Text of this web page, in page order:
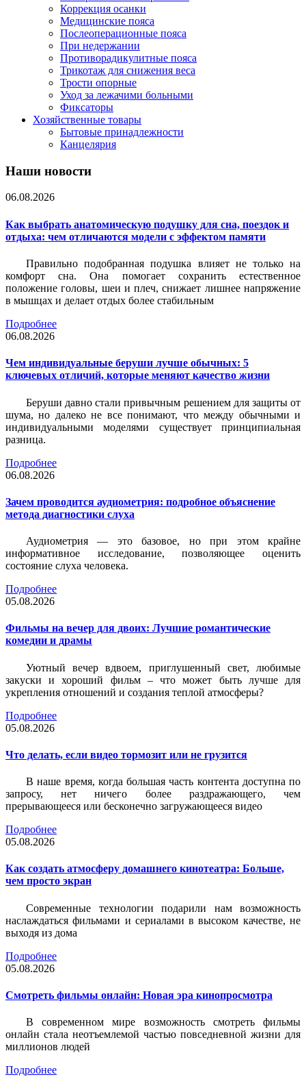
Коррекция осанки
Медицинские пояса
Послеоперационные пояса
При недержании
Противорадикулитные пояса
Трикотаж для снижения веса
Трости опорные
Уход за лежачими больными
Фиксаторы
Хозяйственные товары
Бытовые принадлежности
Канцелярия
Наши новости
06.08.2026
Как выбрать анатомическую подушку для сна, поездок и
отдыха: чем отличаются модели с эффектом памяти
Правильно подобранная подушка влияет не только на
комфорт сна. Она помогает сохранить естественное
положение головы, шеи и плеч, снижает лишнее напряжение
в мышцах и делает отдых более стабильным
Подробнее
06.08.2026
Чем индивидуальные беруши лучше обычных: 5
ключевых отличий, которые меняют качество жизни
Беруши давно стали привычным решением для защиты от
шума, но далеко не все понимают, что между обычными и
индивидуальными моделями существует принципиальная
разница.
Подробнее
06.08.2026
Зачем проводится аудиометрия: подробное объяснение
метода диагностики слуха
Аудиометрия — это базовое, но при этом крайне
информативное исследование, позволяющее оценить
состояние слуха человека.
Подробнее
05.08.2026
Фильмы на вечер для двоих: Лучшие романтические
комедии и драмы
Уютный вечер вдвоем, приглушенный свет, любимые
закуски и хороший фильм – что может быть лучше для
укрепления отношений и создания теплой атмосферы?
Подробнее
05.08.2026
Что делать, если видео тормозит или не грузится
В наше время, когда большая часть контента доступна по
запросу, нет ничего более раздражающего, чем
прерывающееся или бесконечно загружающееся видео
Подробнее
05.08.2026
Как создать атмосферу домашнего кинотеатра: Больше,
чем просто экран
Современные технологии подарили нам возможность
наслаждаться фильмами и сериалами в высоком качестве, не
выходя из дома
Подробнее
05.08.2026
Смотреть фильмы онлайн: Новая эра кинопросмотра
В современном мире возможность смотреть фильмы
онлайн стала неотъемлемой частью повседневной жизни для
миллионов людей
Подробнее